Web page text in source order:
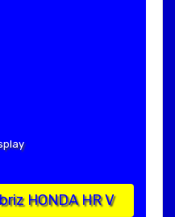
HONDA HR V